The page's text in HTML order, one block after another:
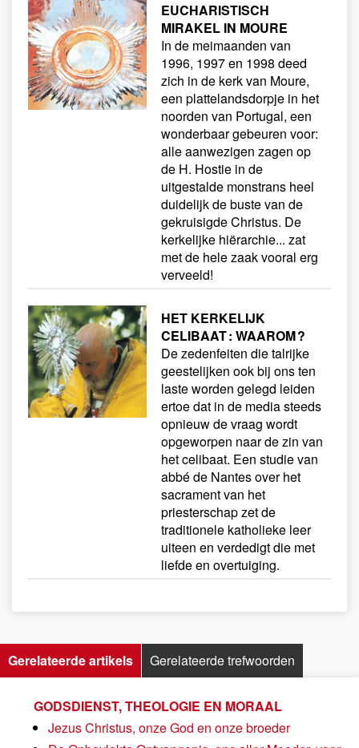
EUCHARISTISCH
MIRAKEL IN MOURE
In de meimaanden van
1996, 1997 en 1998 deed
zich in de kerk van Moure,
een plattelandsdorpje in het
noorden van Portugal, een
wonderbaar gebeuren voor:
alle aanwezigen zagen op
de H. Hostie in de
uitgestalde monstrans heel
duidelijk de buste van de
gekruisigde Christus. De
kerkelijke hiërarchie... zat
met de hele zaak vooral erg
verveeld!
HET KERKELIJK
CELIBAAT : WAAROM ?
De zedenfeiten die talrijke
geestelijken ook bij ons ten
laste worden gelegd leiden
ertoe dat in de media steeds
opnieuw de vraag wordt
opgeworpen naar de zin van
het celibaat. Een studie van
abbé de Nantes over het
sacrament van het
priesterschap zet de
traditionele katholieke leer
uiteen en verdedigt die met
liefde en overtuiging.
Gerelateerde artikels
GODSDIENST, THEOLOGIE EN MORAAL
Jezus Christus, onze God en onze broeder
Gerelateerde trefwoorden